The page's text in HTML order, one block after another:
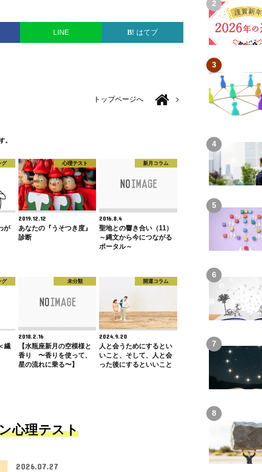
LINE はてブ
トップページへ
。
グ
が
心理テスト
2019.12.12
あなたの『うそつき度』
診断
新月コラム
2016.8.4
聖地との響き合い（11）
～縄文から今につながる
ポータル～
グ
繊
未分類
2018.2.16
【水瓶座新月の空模様と
香り 〜香りを使って、
星の流れに乗る〜】
開運コラム
2024.9.20
人と会うためにするとい
いこと、そして、人と会
った後にするといいこと
心理テスト
2026.07.27